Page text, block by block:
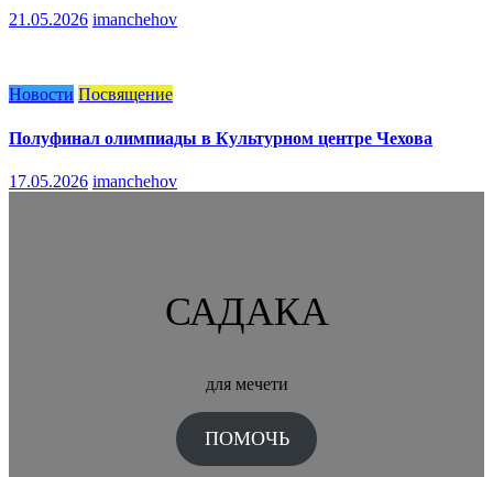
21.05.2026 imanchehov
Новости Посвящение
Полуфинал олимпиады в Культурном центре Чехова
17.05.2026 imanchehov
САДАКА
для мечети
ПОМОЧЬ